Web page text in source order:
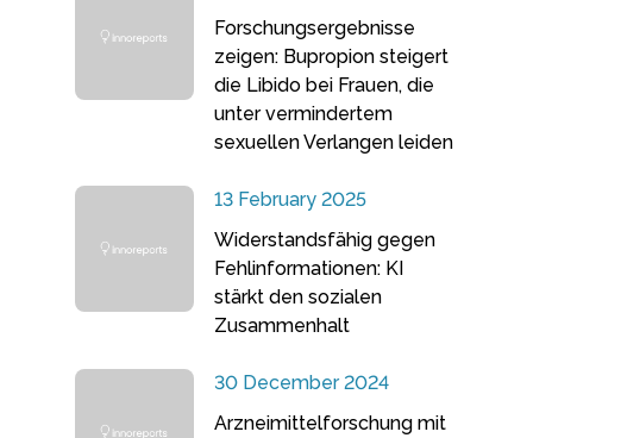
Forschungsergebnisse
zeigen: Bupropion steigert
die Libido bei Frauen, die
unter vermindertem
sexuellen Verlangen leiden
13 February 2025
Widerstandsfähig gegen
Fehlinformationen: KI
stärkt den sozialen
Zusammenhalt
30 December 2024
Arzneimittelforschung mit